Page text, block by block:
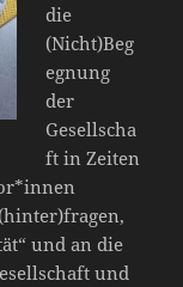
die
(Nicht)Beg
egnung
der
Gesellscha
ft in Zeiten
und an die
und